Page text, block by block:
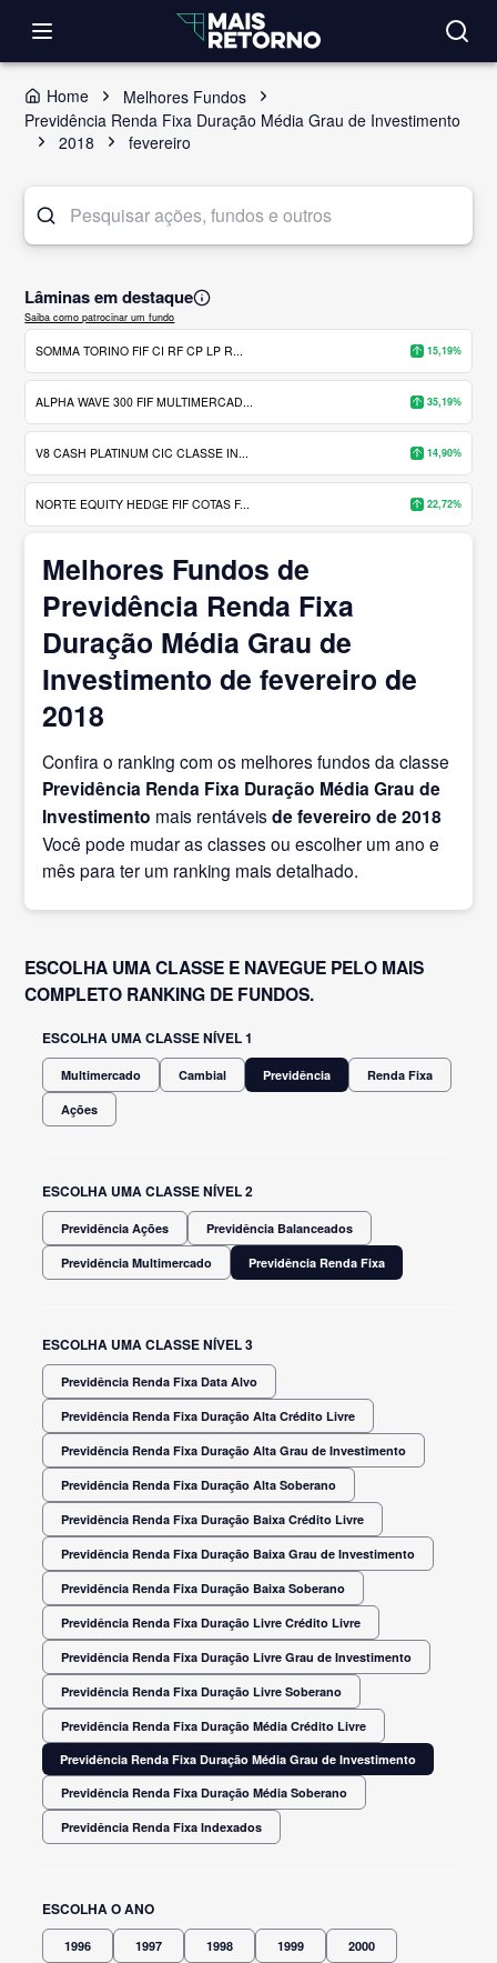
Home
Melhores Fundos
Previdência Renda Fixa Duração Média Grau de Investimento
2018
fevereiro
Lâminas em destaque
Saiba como patrocinar um fundo
SOMMA TORINO FIF CI RF CP LP R... 15,19%
ALPHA WAVE 300 FIF MULTIMERCAD... 35,19%
V8 CASH PLATINUM CIC CLASSE IN... 14,90%
NORTE EQUITY HEDGE FIF COTAS F... 22,72%
Melhores Fundos de
Previdência Renda Fixa
Duração Média Grau de
Investimento de fevereiro de
2018
Confira o ranking com os melhores fundos da classe
Previdência Renda Fixa Duração Média Grau de
Investimento mais rentáveisde fevereiro de 2018
Você pode mudar as classes ou escolher um ano e
mês para ter um ranking mais detalhado.
ESCOLHA UMA CLASSE E NAVEGUE PELO MAIS
COMPLETO RANKING DE FUNDOS.
ESCOLHA UMA CLASSE NÍVEL 1
Multimercado Cambial Previdência Renda Fixa
Ações
ESCOLHA UMA CLASSE NÍVEL 2
Previdência Ações Previdência Balanceados
Previdência Multimercado Previdência Renda Fixa
ESCOLHA UMA CLASSE NÍVEL 3
Previdência Renda Fixa Data Alvo
Previdência Renda Fixa Duração Alta Crédito Livre
Previdência Renda Fixa Duração Alta Grau de Investimento
Previdência Renda Fixa Duração Alta Soberano
Previdência Renda Fixa Duração Baixa Crédito Livre
Previdência Renda Fixa Duração Baixa Grau de Investimento
Previdência Renda Fixa Duração Baixa Soberano
Previdência Renda Fixa Duração Livre Crédito Livre
Previdência Renda Fixa Duração Livre Grau de Investimento
Previdência Renda Fixa Duração Livre Soberano
Previdência Renda Fixa Duração Média Crédito Livre
Previdência Renda Fixa Duração Média Grau de Investimento
Previdência Renda Fixa Duração Média Soberano
Previdência Renda Fixa Indexados
ESCOLHA O ANO
1996 1997 1998 1999 2000